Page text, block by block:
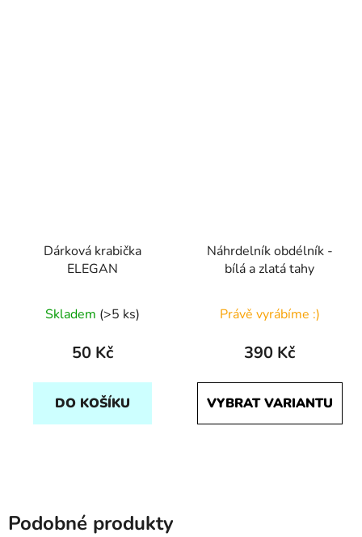
Dárková krabička
ELEGAN
Skladem (>5 ks)
50 Kč
DO KOŠÍKU
Náhrdelník obdélník -
bílá a zlatá tahy
Právě vyrábíme :)
390 Kč
VYBRAT VARIANTU
Podobné produkty